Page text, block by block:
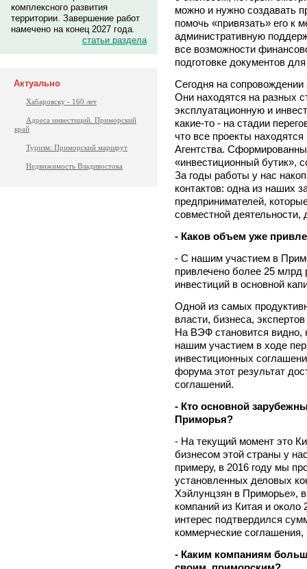
комплексного развития
территории. Завершение работ
намечено на конец 2027 года.
статьи раздела
Актуально
Хабаровску - 160 лет
Адреса инвестиций. Приморский
край
Туризм: Приморский маршрут
Недвижимость Владивостока
можно и нужно создавать
помочь «привязать» его к
административную
все возможности
подготовке документов
Сегодня на сопровождении
Они находятся на разных
эксплуатационную и
какие-то - на стадии
что все проекты
Агентства.
«инвестиционный бутик»,
За годы работы у нас
контактов: одна из наших
предпринимателей,
совместной деятельности,
- Каков объем уже
- С нашим участием в
привлечено более 25 млрд
инвестиций в основной
Одной из самых
власти, бизнеса,
На ВЭФ становится видно,
нашим участием в ходе
инвестиционных
форума этот результат
соглашений.
- Кто основной
Приморья?
- На текущий момент это
бизнесом этой страны у
примеру, в 2016 году мы
установленных деловых
Хэйлунцзян в Приморье»,
компаний из Китая и
интерес подтвердился
коммерческие
- Каким компаниям